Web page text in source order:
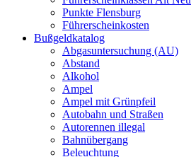
Punkte Flensburg
Führerscheinkosten
Bußgeldkatalog
Abgasuntersuchung (AU)
Abstand
Alkohol
Ampel
Ampel mit Grünpfeil
Autobahn und Straßen
Autorennen illegal
Bahnübergang
Beleuchtung